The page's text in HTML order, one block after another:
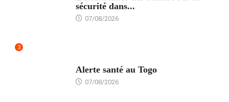
sécurité dans...
07/08/2026
3
Alerte santé au Togo
07/08/2026